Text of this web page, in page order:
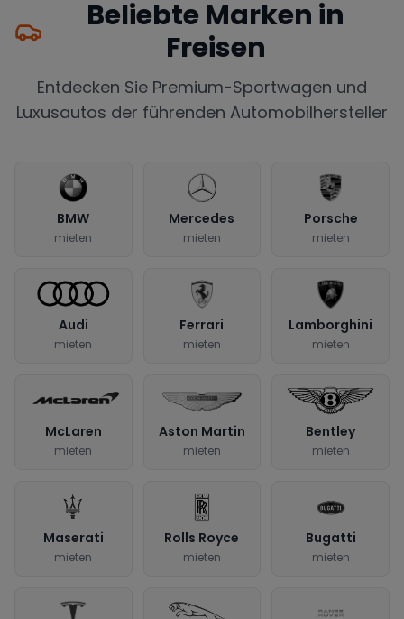
Beliebte Marken in
Freisen
Entdecken Sie Premium-Sportwagen und
Luxusautos der führenden Automobilhersteller
BMW
mieten
Mercedes
mieten
Porsche
mieten
Audi
mieten
Ferrari
mieten
Lamborghini
mieten
McLaren
mieten
Aston Martin
mieten
Bentley
mieten
Maserati
mieten
Rolls Royce
mieten
Bugatti
mieten